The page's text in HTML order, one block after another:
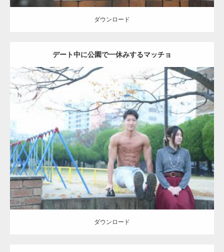
ダウンロード
デート中に公園で一休みするマッチョ
Update:2021.07.6
Category:公園のマッチョ その他 AKIHITO(細マッチョ) 腹筋
ダウンロード
ダウンロード